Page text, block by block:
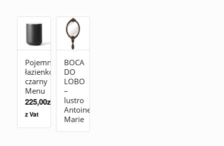
Pojemnik
łazienkowy
czarny
Menu
225,00zł
z Vat
BOCA
DO
LOBO
–
lustro
Antoinette
Marie